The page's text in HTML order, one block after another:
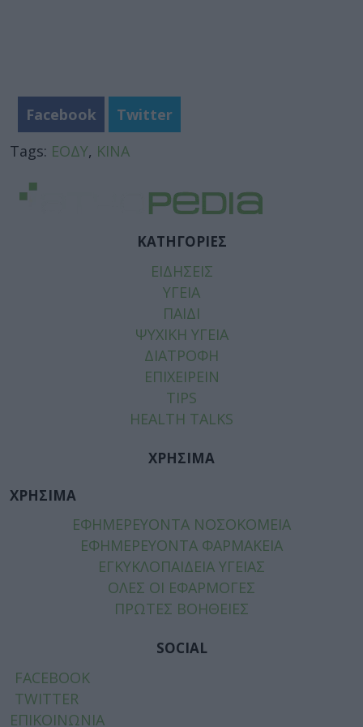
Facebook
Twitter
Tags: ΕΟΔΥ, ΚΙΝΑ
ΚΑΤΗΓΟΡΙΕΣ
ΕΙΔΗΣΕΙΣ
ΥΓΕΙΑ
ΠΑΙΔΙ
ΨΥΧΙΚΗ ΥΓΕΙΑ
ΔΙΑΤΡΟΦΗ
ΕΠΙΧΕΙΡΕΙΝ
TIPS
HEALTH TALKS
ΧΡΗΣΙΜΑ
ΧΡΗΣΙΜΑ
ΕΦΗΜΕΡΕΥΟΝΤΑ ΝΟΣΟΚΟΜΕΙΑ
ΕΦΗΜΕΡΕΥΟΝΤΑ ΦΑΡΜΑΚΕΙΑ
ΕΓΚΥΚΛΟΠΑΙΔΕΙΑ ΥΓΕΙΑΣ
ΟΛΕΣ ΟΙ ΕΦΑΡΜΟΓΕΣ
ΠΡΩΤΕΣ ΒΟΗΘΕΙΕΣ
SOCIAL
FACEBOOK
TWITTER
ΕΠΙΚΟΙΝΩΝΙΑ